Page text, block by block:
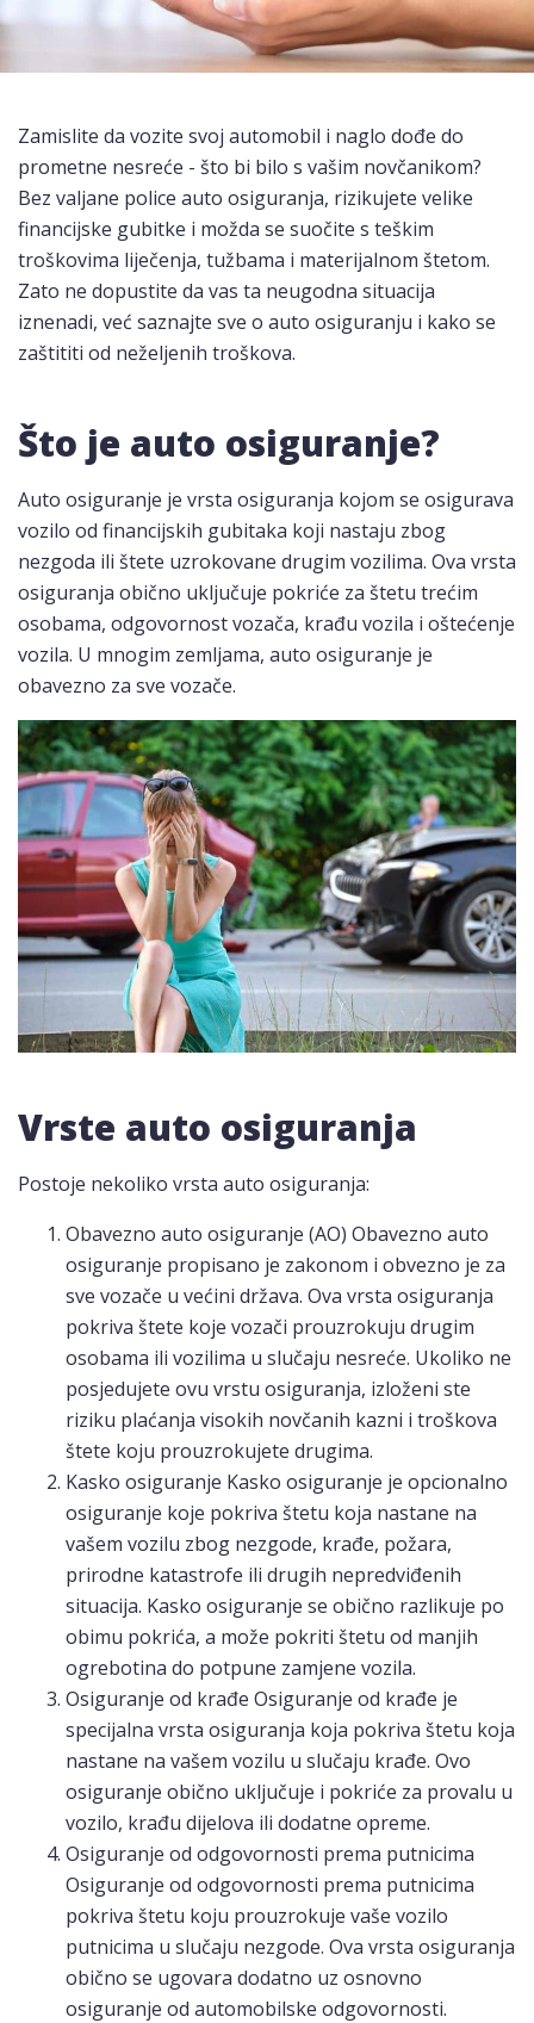
Zamislite da vozite svoj automobil i naglo dođe do
prometne nesreće - što bi bilo s vašim novčanikom?
Bez valjane police auto osiguranja, rizikujete velike
financijske gubitke i možda se suočite s teškim
troškovima liječenja, tužbama i materijalnom štetom.
Zato ne dopustite da vas ta neugodna situacija
iznenadi, već saznajte sve o auto osiguranju i kako se
zaštititi od neželjenih troškova.
Što je auto osiguranje?
Auto osiguranje je vrsta osiguranja kojom se osigurava
vozilo od financijskih gubitaka koji nastaju zbog
nezgoda ili štete uzrokovane drugim vozilima. Ova vrsta
osiguranja obično uključuje pokriće za štetu trećim
osobama, odgovornost vozača, krađu vozila i oštećenje
vozila. U mnogim zemljama, auto osiguranje je
obavezno za sve vozače.
Vrste auto osiguranja
Postoje nekoliko vrsta auto osiguranja:
Obavezno auto osiguranje (AO) Obavezno auto
osiguranje propisano je zakonom i obvezno je za
sve vozače u većini država. Ova vrsta osiguranja
pokriva štete koje vozači prouzrokuju drugim
osobama ili vozilima u slučaju nesreće. Ukoliko ne
posjedujete ovu vrstu osiguranja, izloženi ste
riziku plaćanja visokih novčanih kazni i troškova
štete koju prouzrokujete drugima.
Kasko osiguranje Kasko osiguranje je opcionalno
osiguranje koje pokriva štetu koja nastane na
vašem vozilu zbog nezgode, krađe, požara,
prirodne katastrofe ili drugih nepredviđenih
situacija. Kasko osiguranje se obično razlikuje po
obimu pokrića, a može pokriti štetu od manjih
ogrebotina do potpune zamjene vozila.
Osiguranje od krađe Osiguranje od krađe je
specijalna vrsta osiguranja koja pokriva štetu koja
nastane na vašem vozilu u slučaju krađe. Ovo
osiguranje obično uključuje i pokriće za provalu u
vozilo, krađu dijelova ili dodatne opreme.
Osiguranje od odgovornosti prema putnicima
Osiguranje od odgovornosti prema putnicima
pokriva štetu koju prouzrokuje vaše vozilo
putnicima u slučaju nezgode. Ova vrsta osiguranja
obično se ugovara dodatno uz osnovno
osiguranje od automobilske odgovornosti.